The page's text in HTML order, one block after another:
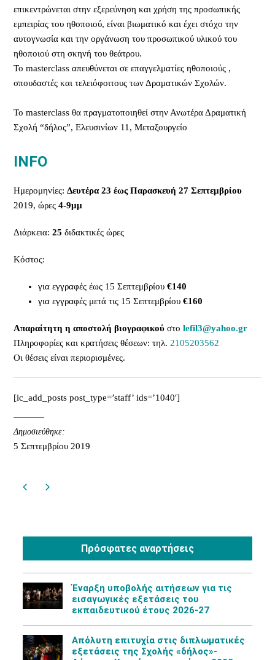
επικεντρώνεται στην εξερεύνηση και χρήση της προσωπικής
εμπειρίας του ηθοποιού, είναι βιωματικό και έχει στόχο την
αυτογνωσία και την οργάνωση του προσωπικού υλικού του
ηθοποιού στη σκηνή του θεάτρου.
Το masterclass απευθύνεται σε επαγγελματίες ηθοποιούς ,
σπουδαστές και τελειόφοιτους των Δραματικών Σχολών.
Το masterclass θα πραγματοποιηθεί στην Ανωτέρα Δραματική
Σχολή “δήλος”, Ελευσινίων 11, Μεταξουργείο
INFO
Ημερομηνίες:Δευτέρα 23 έως Παρασκευή 27 Σεπτεμβρίου
2019, ώρες4-9μμ
Διάρκεια:25 διδακτικές ώρες
Κόστος:
για εγγραφές έως 15 Σεπτεμβρίου€140
για εγγραφές μετά τις 15 Σεπτεμβρίου€160
Απαραίτητη η αποστολή βιογραφικού στοlefil3@yahoo.gr
Πληροφορίες και κρατήσεις θέσεων: τηλ. 2105203562
Οι θέσεις είναι περιορισμένες.
[ic_add_posts post_type=’staff’ ids=’1040′]
Δημοσιεύθηκε:
5 Σεπτεμβρίου 2019
Πρόσφατες αναρτήσεις
Έναρξη υποβολής αιτήσεων για τις
εισαγωγικές εξετάσεις του
εκπαιδευτικού έτους 2026-27
Aπόλυτη επιτυχία στις διπλωματικές
εξετάσεις της Σχολής «δήλος»-